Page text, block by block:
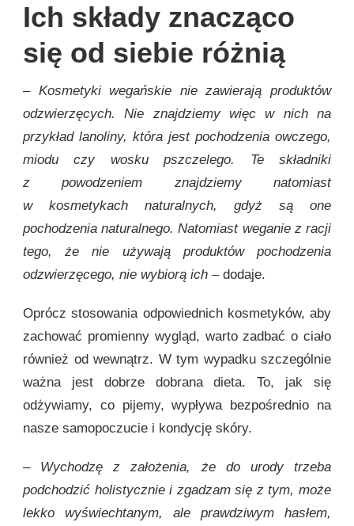
Ich składy znacząco
się od siebie różnią
– Kosmetyki wegańskie nie zawierają produktów
odzwierzęcych. Nie znajdziemy więc w nich na
przykład lanoliny, która jest pochodzenia owczego,
miodu czy wosku pszczelego. Te składniki
z powodzeniem znajdziemy natomiast
w kosmetykach naturalnych, gdyż są one
pochodzenia naturalnego. Natomiast weganie z racji
tego, że nie używają produktów pochodzenia
odzwierzęcego, nie wybiorą ich –dodaje.
Oprócz stosowania odpowiednich kosmetyków, aby
zachować promienny wygląd, warto zadbać o ciało
również od wewnątrz. W tym wypadku szczególnie
ważna jest dobrze dobrana dieta. To, jak się
odżywiamy, co pijemy, wypływa bezpośrednio na
nasze samopoczucie i kondycję skóry.
– Wychodzę z założenia, że do urody trzeba
podchodzić holistycznie i zgadzam się z tym, może
lekko wyświechtanym, ale prawdziwym hasłem,